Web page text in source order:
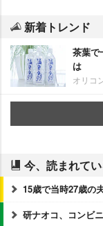
新着トレンド
茶葉で
は
オリコ
今、読まれて
15歳で当時27歳の
研ナオコ、コンビ